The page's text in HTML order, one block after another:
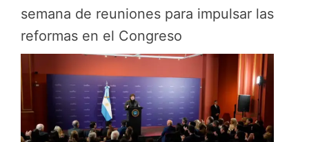
semana de reuniones para impulsar las
reformas en el Congreso